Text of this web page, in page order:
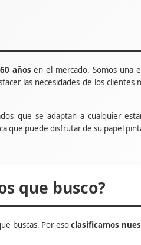
años en el mercado. Somos una
las necesidades de los clientes
que se adaptan a cualquier
que puede disfrutar de su papel
que busco?
buscas. Por esoclasificamos